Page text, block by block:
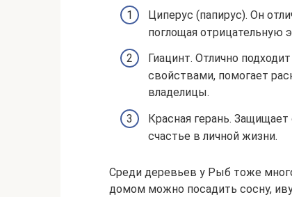
Циперус (папирус). Он
поглощая отрицательную
Гиацинт. Отлично
свойствами, помогает
владелицы.
Красная герань. Защищает
счастье в личной жизни.
Среди деревьев у Рыб тоже
домом можно посадить сосну,